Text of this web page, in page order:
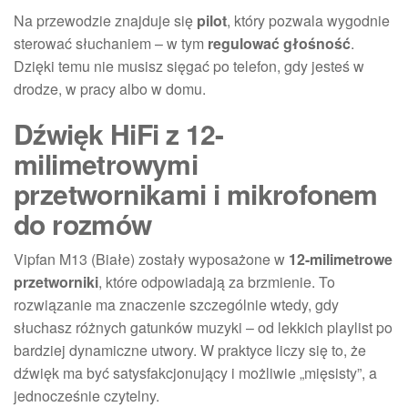
Na przewodzie znajduje się pilot, który pozwala wygodnie
sterować słuchaniem – w tym regulować głośność.
Dzięki temu nie musisz sięgać po telefon, gdy jesteś w
drodze, w pracy albo w domu.
Dźwięk HiFi z 12-
milimetrowymi
przetwornikami i mikrofonem
do rozmów
Vipfan M13 (Białe) zostały wyposażone w 12-milimetrowe
przetworniki, które odpowiadają za brzmienie. To
rozwiązanie ma znaczenie szczególnie wtedy, gdy
słuchasz różnych gatunków muzyki – od lekkich playlist po
bardziej dynamiczne utwory. W praktyce liczy się to, że
dźwięk ma być satysfakcjonujący i możliwie „mięsisty”, a
jednocześnie czytelny.